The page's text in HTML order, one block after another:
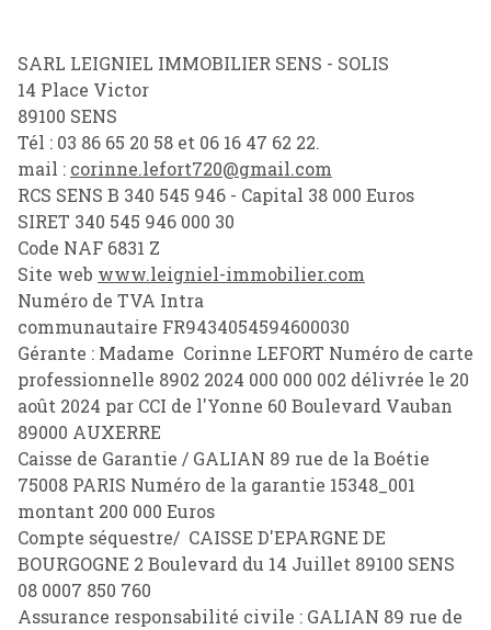
alerte
e-
mail
poser
une
question
l'agence
SARL LEIGNIEL IMMOBILIER SENS - SOLIS
14 Place Victor
89100 SENS
Tél : 03 86 65 20 58 et 06 16 47 62 22.
mail : corinne.lefort720@gmail.com
RCS SENS B 340 545 946 - Capital 38 000 Euros
SIRET 340 545 946 000 30
Code NAF 6831 Z
Site web www.leigniel-immobilier.com
Numéro de TVA Intra
communautaire FR9434054594600030
Gérante : Madame Corinne LEFORT Numéro de carte
professionnelle 8902 2024 000 000 002 délivrée le 20
août 2024 par CCI de l'Yonne 60 Boulevard Vauban
89000 AUXERRE
Caisse de Garantie / GALIAN 89 rue de la Boétie
75008 PARIS Numéro de la garantie 15348_001
montant 200 000 Euros
Compte séquestre/ CAISSE D'EPARGNE DE
BOURGOGNE 2 Boulevard du 14 Juillet 89100 SENS
08 0007 850 760
Assurance responsabilité civile : GALIAN 89 rue de